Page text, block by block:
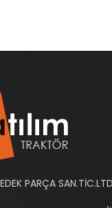
PARÇA